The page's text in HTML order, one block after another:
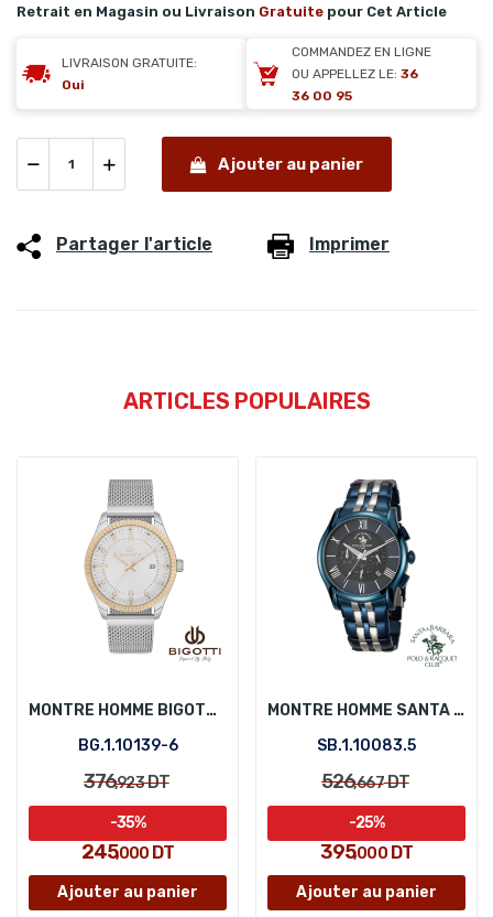
Retrait en Magasin ou Livraison Gratuite pour Cet Article
LIVRAISON GRATUITE:
Oui
COMMANDEZ EN LIGNE
OU APPELLEZ LE: 36
36 00 95
Ajouter au panier
Partager l'article Imprimer
ARTICLES POPULAIRES
MONTRE HOMME BIGOTTI BG.1.10139-6
BG.1.10139-6
376,923DT
245,000 DT
-35%
Ajouter au panier
MONTRE HOMME SANTA BARBARA POLO SB.1.10083.5
SB.1.10083.5
526,667DT
395,000DT
-25%
Ajouter au panier